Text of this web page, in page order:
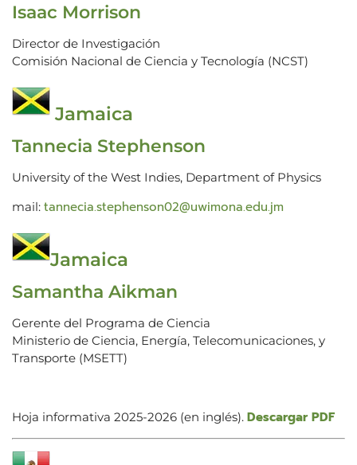
Isaac Morrison
Director de Investigación
Comisión Nacional de Ciencia y Tecnología (NCST)
Jamaica
Tannecia Stephenson
University of the West Indies, Department of Physics
mail: tannecia.stephenson02@uwimona.edu.jm
Jamaica
Samantha Aikman
Gerente del Programa de Ciencia
Ministerio de Ciencia, Energía, Telecomunicaciones, y
Transporte (MSETT)
Hoja informativa 2025-2026 (en inglés). Descargar PDF